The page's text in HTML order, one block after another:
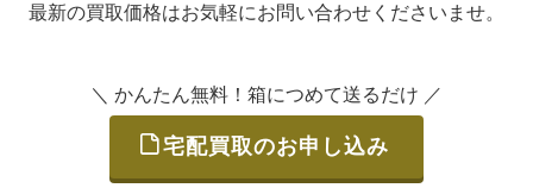
最新の買取価格はお気軽にお問い合わせくださいませ。
＼ かんたん無料！箱につめて送るだけ ／
宅配買取のお申し込み